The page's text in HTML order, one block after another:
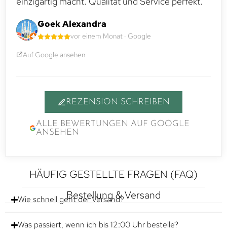
Goek Alexandra
vor einem Monat · Google
Auf Google ansehen
REZENSION SCHREIBEN
ALLE BEWERTUNGEN AUF GOOGLE
ANSEHEN
HÄUFIG GESTELLTE FRAGEN (FAQ)
Bestellung & Versand
Wie schnell geht der Versand?
Was passiert, wenn ich bis 12:00 Uhr bestelle?